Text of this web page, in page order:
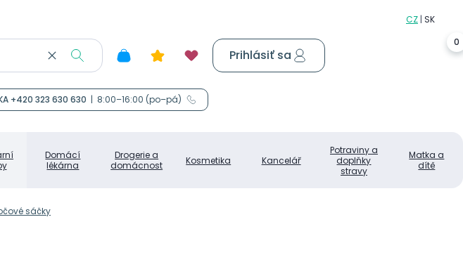
Domácí
lékárna
Drogerie a
domácnost
Kosmetika Kancelář
Potraviny a
doplňky
stravy
Matka a
dítě
0
Prihlásiť sa
+420 323 630 630 8:00–16:00 (po–pá)
sáčky